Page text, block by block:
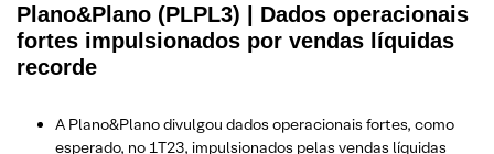
Plano&Plano (PLPL3) | Dados operacionais
fortes impulsionados por vendas líquidas
recorde
A Plano&Plano divulgou dados operacionais fortes, como
esperado, no 1T23, impulsionados pelas vendas líquidas